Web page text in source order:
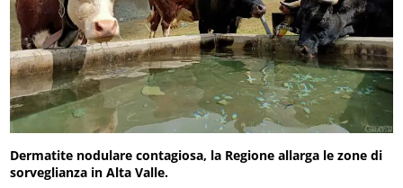
Dermatite nodulare contagiosa, la Regione allarga le zone di
sorveglianza in Alta Valle.